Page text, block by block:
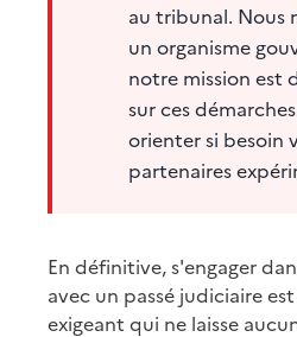
au tribunal. Nous
un organisme
notre mission est
sur ces
orienter si besoin
partenaires
En définitive, s'engager
avec un passé judiciaire
exigeant qui ne laisse